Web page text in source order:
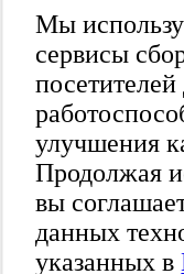
Мы
сервисы
улучшения
Продолжая
вы
данных
указанных в
Каталог хостелов
Как оплатить
Контакты
Наши группы
в социальных сетях
Бесплатный по
Москва
+7 (495) 646-74-